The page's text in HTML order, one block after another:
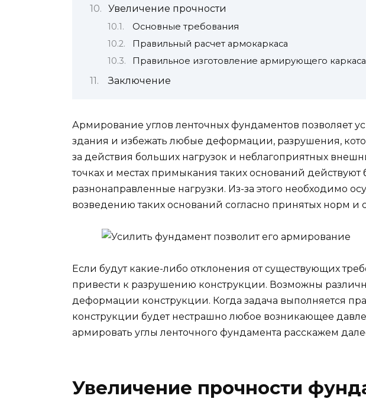
Увеличение прочности
Основные требования
Правильный расчет армокаркаса
Правильное изготовление армирующего каркаса
Заключение
Армирование углов ленточных фундаментов позволяет
здания и избежать любые деформации, разрушения,
за действия больших нагрузок и неблагоприятных
точках и местах примыкания таких оснований
разнонаправленные нагрузки. Из-за этого необходимо
возведению таких оснований согласно принятых норм и
Если будут какие-либо отклонения от существующих
привести к разрушению конструкции. Возможны
деформации конструкции. Когда задача выполняется
конструкции будет нестрашно любое возникающее
армировать углы ленточного фундамента расскажем
Увеличение прочности